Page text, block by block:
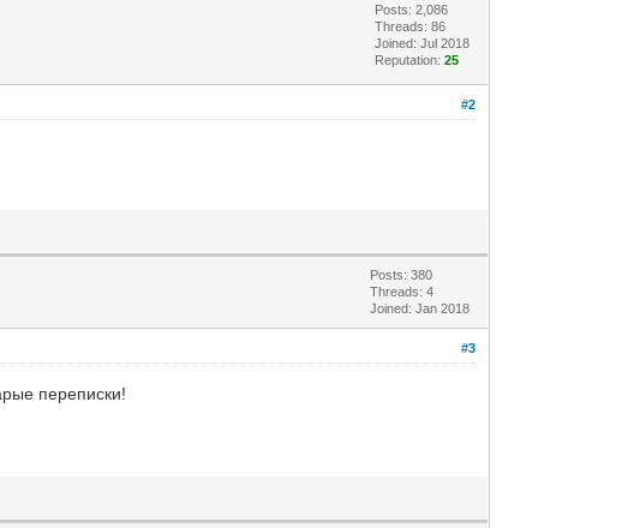
Posts: 2,086
Threads: 86
Joined: Jul 2018
Reputation:25
#2
Posts: 380
Threads: 4
Joined: Jan 2018
#3
переписки!